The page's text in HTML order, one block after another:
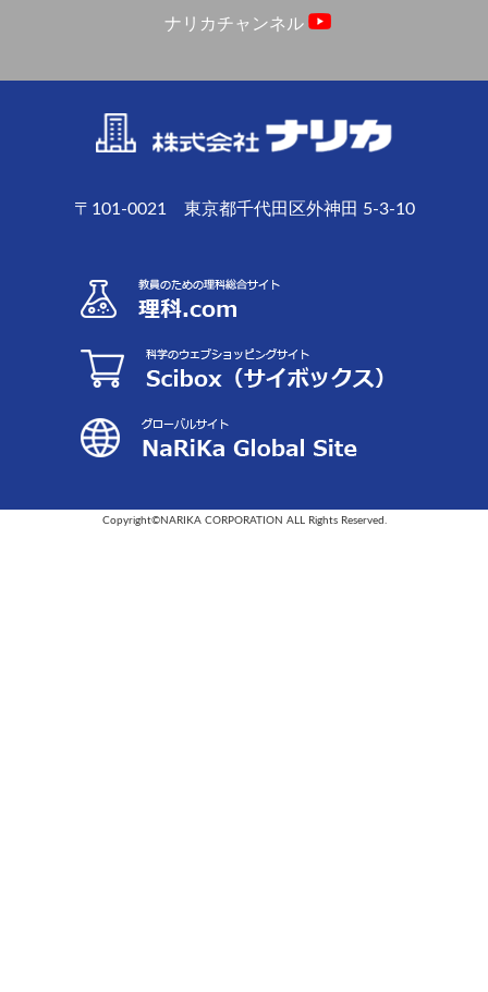
ナリカチャンネル
〒101-0021 東京都千代田区外神田 5-3-10
Copyright©NARIKA CORPORATION ALL Rights Reserved.